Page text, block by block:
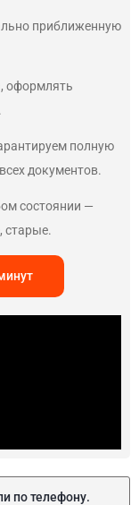
приближенную
оформлять
полную
документов.
состоянии —
старые.
по телефону.